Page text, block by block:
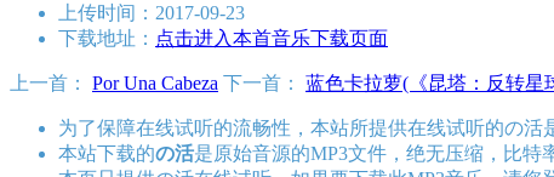
上传时间：2017-09-23
下载地址： 点击进入本首音乐下载页面
上一首： Por Una Cabeza 下一首： 蓝色卡拉萝(《昆塔：反转星
为了保障在线试听的流畅性，本站所提供在线试听的の
本站下载的の活是原始音源的MP3文件，绝无压缩，比特